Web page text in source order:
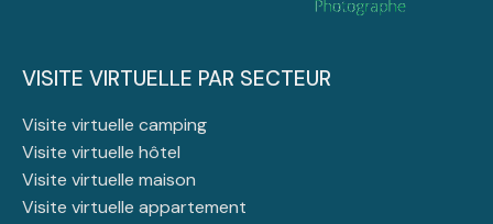
VISITE VIRTUELLE PAR SECTEUR
Visite virtuelle camping
Visite virtuelle hôtel
Visite virtuelle maison
Visite virtuelle appartement